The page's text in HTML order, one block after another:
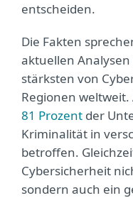
entscheiden.
Die Fakten
aktuellen
stärksten von
Regionen
81 Prozent der
Kriminalität in
betroffen.
Cybersicherheit
sondern auch ein